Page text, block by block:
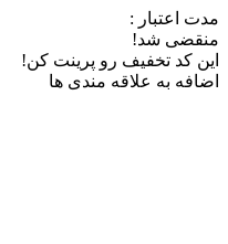
مدت اعتبار :
منقضی شد!
این کد تخفیف رو پرینت کن!
اضافه به علاقه مندی ها